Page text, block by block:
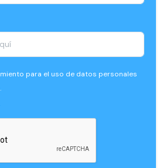
para el uso de datos personales